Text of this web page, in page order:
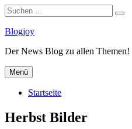
Suchen
nach:
Zum
springen
Blogjoy
Der News Blog zu allen Themen!
Menü
Startseite
Herbst Bilder